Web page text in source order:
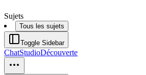
Sujets
Tous les sujets
Toggle Sidebar
ChatStudioDécouverte